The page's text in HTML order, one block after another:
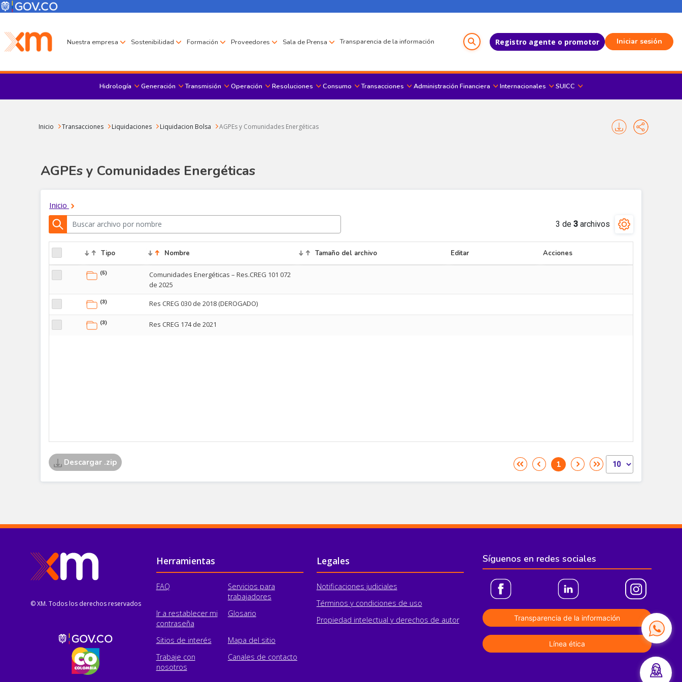
Pasar al contenido principal
Menú Corporativo
Menú de encabezado
Nuestra empresa Sostenibilidad Formación Proveedores Sala de Prensa Transparencia de la información Registro agente o promotor Iniciar sesión
Hidrología Generación Transmisión Operación Resoluciones Consumo Transacciones Administración Financiera Internacionales SUICC
Sobrescribir enlaces de ayuda a la navegación
Inicio Transacciones Liquidaciones Liquidacion Bolsa AGPEs y Comunidades Energéticas
AGPEs y Comunidades Energéticas
© XM. Todos los derechos reservados
Pie de página
Herramientas
FAQ
Servicios para
trabajadores
Ir a restablecer mi
contraseña
Glosario
Sitios de interés
Mapa del sitio
Trabaje con
nosotros
Canales de contacto
Legales
Notificaciones judiciales
Términos y condiciones de uso
Propiedad intelectual y derechos de autor
Síguenos en redes sociales
Transparencia de la información
Línea ética